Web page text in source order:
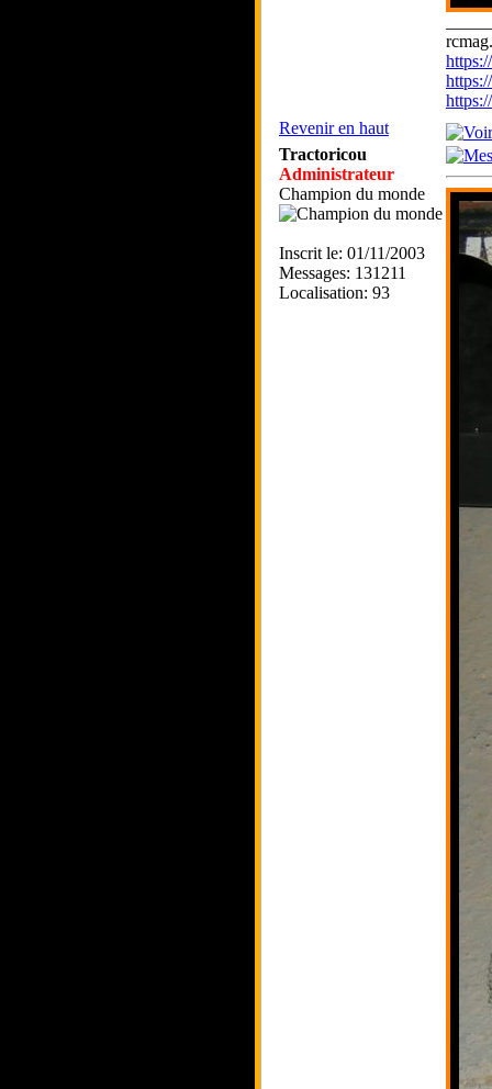
Revenir en haut
Tractoricou
Administrateur
Champion du monde
Inscrit le: 01/11/2003
Messages: 131211
Localisation: 93